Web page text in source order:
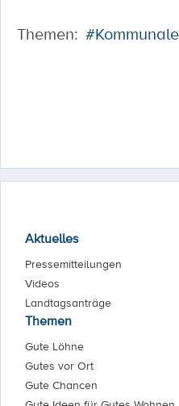
Themen:
Aktuelles
Pressemitteilungen
Videos
Landtagsanträge
Themen
Gute Löhne
Gutes vor Ort
Gute Chancen